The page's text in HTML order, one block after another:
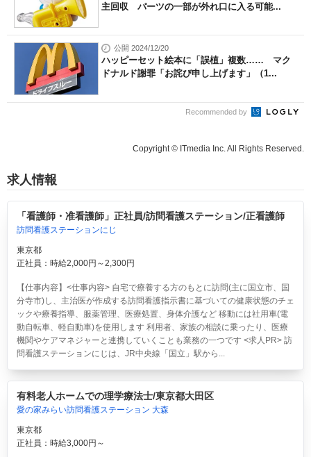
主回収 パーツの一部が外れ口に入る可能...
公開 2024/12/20
ハッピーセット絵本に「誤植」複数…… マク
ドナルド謝罪「お詫び申し上げます」（1...
Recommended by
Copyright © ITmedia Inc. All Rights Reserved.
求人情報
「看護師・准看護師」正社員/訪問看護ステーション/正看護師
訪問看護ステーションにじ
東京都
正社員：時給2,000円～2,300円
【仕事内容】<仕事内容> 自宅で療養する方のもとに訪問(主に国立市、国
分寺市)し、主治医が作成する訪問看護指示書に基づいての健康状態のチェ
ックや療養指導、服薬管理、医療処置、身体介護など 移動には社用車(電
動自転車、軽自動車)を使用します 利用者、家族の相談に乗ったり、医療
機関やケアマネジャーと連携していくことも業務の一つです <求人PR> 訪
問看護ステーションにじは、JR中央線「国立」駅から...
有料老人ホームでの理学療法士/東京都大田区
愛の家みらい訪問看護ステーション 大森
東京都
正社員：時給3,000円～